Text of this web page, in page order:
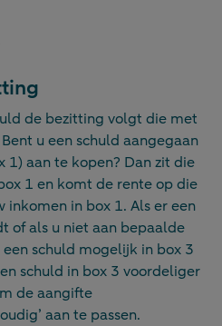
de bezitting volgt die met
u een schuld aangegaan
1) aan te kopen? Dan zit die
1 en komt de rente op die
in box 1. Als er een
of als u niet aan bepaalde
schuld mogelijk in box 3
schuld in box 3 voordeliger
de aangifte
aan te passen.